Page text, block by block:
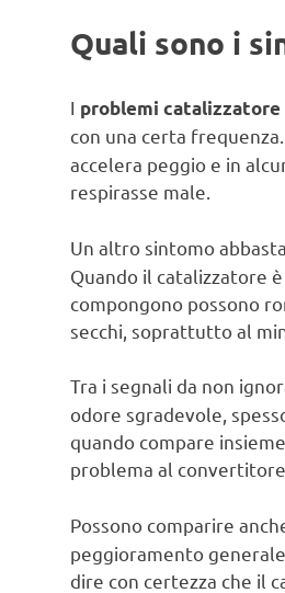
Quali sono i
I problemi catalizzatore
con una certa
accelera peggio e in
respirasse male.
Un altro sintomo
Quando il catalizzatore
compongono possono
secchi, soprattutto al
Tra i segnali da non
odore sgradevole,
quando compare
problema al
Possono comparire
peggioramento
dire con certezza che il